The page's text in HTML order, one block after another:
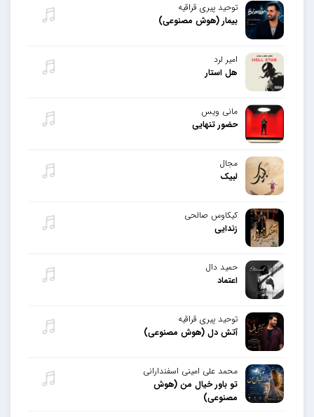
توحید پیری قراقیه
بیمار (هوش مصنوعی)
امیر لرد
هل استار
مانی ویس
حضور تنهایی
مجال
لبیک
کیکاوس صالحی
زندایی
حمید دال
اعتماد
توحید پیری قراقیه
آتش دل (هوش مصنوعی)
محمد علی امینی اسفندارانی
تو باور خیال من (هوش
مصنوعی)